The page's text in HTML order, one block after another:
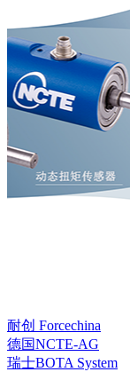
耐创 Forcechina
德国NCTE-AG
瑞士BOTA System